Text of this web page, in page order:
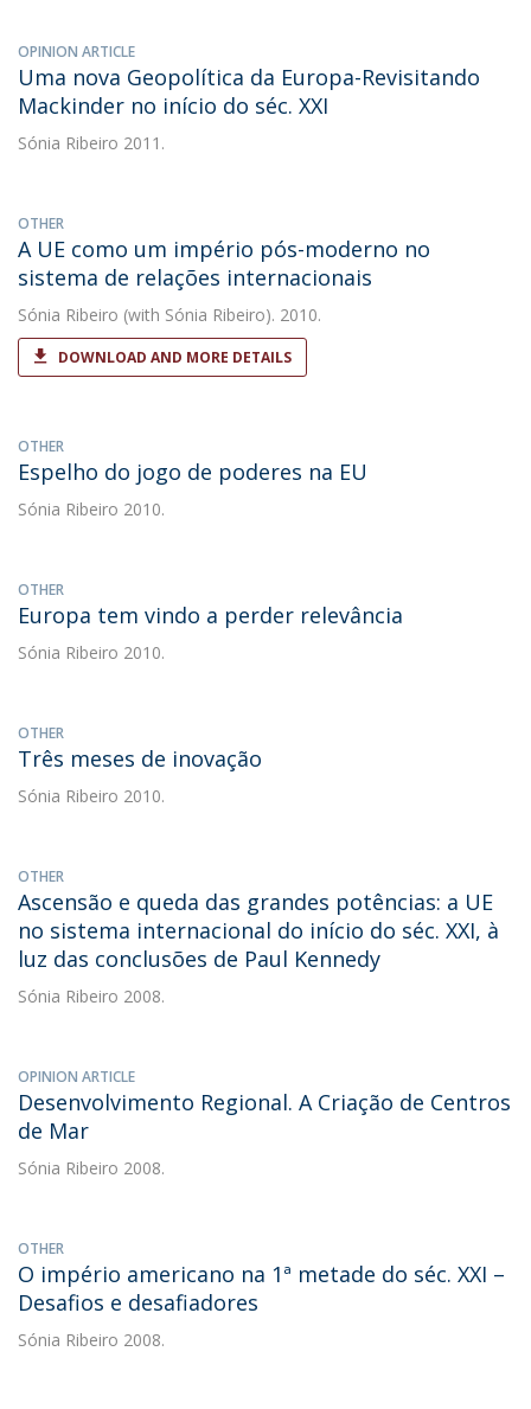
OPINION ARTICLE
Uma nova Geopolítica da Europa-Revisitando
Mackinder no início do séc. XXI
Sónia Ribeiro 2011.
OTHER
A UE como um império pós-moderno no
sistema de relações internacionais
Sónia Ribeiro (with Sónia Ribeiro). 2010.
DOWNLOAD AND MORE DETAILS
OTHER
Espelho do jogo de poderes na EU
Sónia Ribeiro 2010.
OTHER
Europa tem vindo a perder relevância
Sónia Ribeiro 2010.
OTHER
Três meses de inovação
Sónia Ribeiro 2010.
OTHER
Ascensão e queda das grandes potências: a UE
no sistema internacional do início do séc. XXI, à
luz das conclusões de Paul Kennedy
Sónia Ribeiro 2008.
OPINION ARTICLE
Desenvolvimento Regional. A Criação de Centros
de Mar
Sónia Ribeiro 2008.
OTHER
O império americano na 1ª metade do séc. XXI –
Desafios e desafiadores
Sónia Ribeiro 2008.